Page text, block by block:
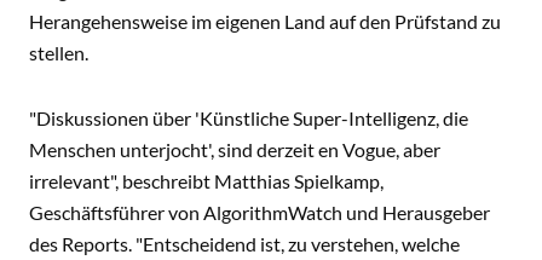
Herangehensweise im eigenen Land auf den Prüfstand zu
stellen.
"Diskussionen über 'Künstliche Super-Intelligenz, die
Menschen unterjocht', sind derzeit en Vogue, aber
irrelevant", beschreibt Matthias Spielkamp,
Geschäftsführer von AlgorithmWatch und Herausgeber
des Reports. "Entscheidend ist, zu verstehen, welche